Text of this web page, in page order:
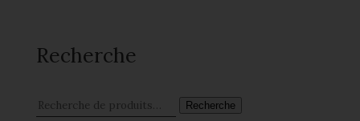
Recherche
Recherche